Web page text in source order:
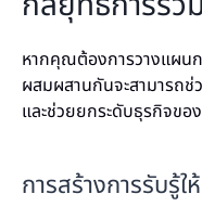
หากคุณต้องการวางแผน
ผสมผสานกันจะสามารถ
และช่วยยกระดับธุรกิจขอ
การสร้างการรับรู้ใ